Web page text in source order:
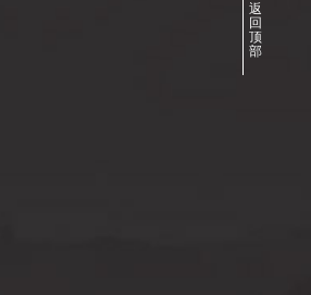
返
回
顶
部